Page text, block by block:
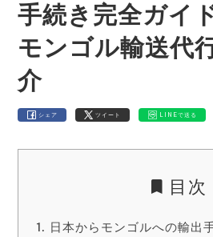
手続き完全ガイ
モンゴル輸送代
介
シェア ツイート LINEで送る
目次
日本からモンゴルへの輸出